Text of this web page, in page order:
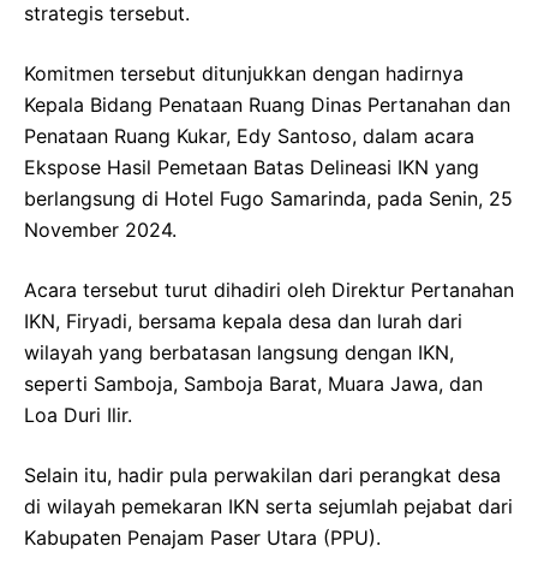
strategis tersebut.
Komitmen tersebut ditunjukkan dengan hadirnya
Kepala Bidang Penataan Ruang Dinas Pertanahan dan
Penataan Ruang Kukar, Edy Santoso, dalam acara
Ekspose Hasil Pemetaan Batas Delineasi IKN yang
berlangsung di Hotel Fugo Samarinda, pada Senin, 25
November 2024.
Acara tersebut turut dihadiri oleh Direktur Pertanahan
IKN, Firyadi, bersama kepala desa dan lurah dari
wilayah yang berbatasan langsung dengan IKN,
seperti Samboja, Samboja Barat, Muara Jawa, dan
Loa Duri Ilir.
Selain itu, hadir pula perwakilan dari perangkat desa
di wilayah pemekaran IKN serta sejumlah pejabat dari
Kabupaten Penajam Paser Utara (PPU).